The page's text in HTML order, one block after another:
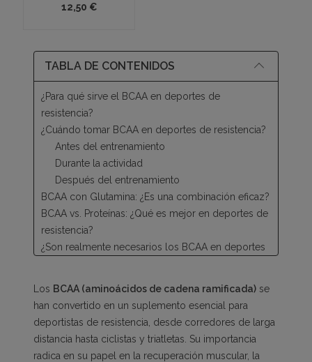
12,50 €
TABLA DE CONTENIDOS
¿Para qué sirve el BCAA en deportes de
resistencia?
¿Cuándo tomar BCAA en deportes de resistencia?
Antes del entrenamiento
Durante la actividad
Después del entrenamiento
BCAA con Glutamina: ¿Es una combinación eficaz?
BCAA vs. Proteínas: ¿Qué es mejor en deportes de
resistencia?
¿Son realmente necesarios los BCAA en deportes
Los BCAA (aminoácidos de cadena ramificada) se
han convertido en un suplemento esencial para
deportistas de resistencia, desde corredores de larga
distancia hasta ciclistas y triatletas. Su importancia
radica en su papel en la recuperación muscular, la